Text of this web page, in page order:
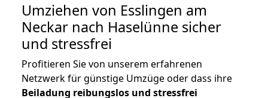
Umziehen von Esslingen am
Neckar nach Haselünne sicher
und stressfrei
Profitieren Sie von unserem erfahrenen
Netzwerk für günstige Umzüge oder dass ihre
Beiladung reibungslos und stressfrei